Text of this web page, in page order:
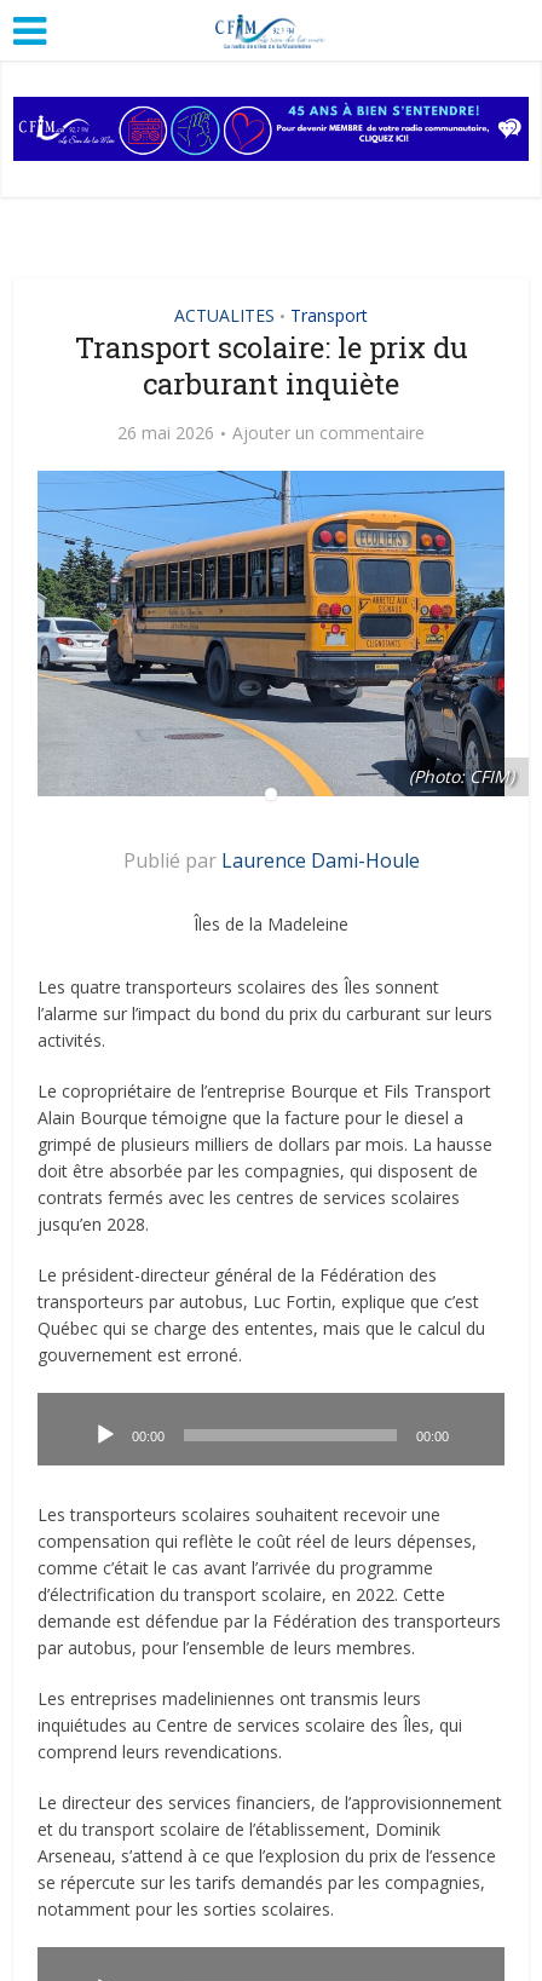
ACTUALITES • Transport
Transport scolaire: le prix du
carburant inquiète
26 mai 2026 Ajouter un commentaire
(Photo: CFIM)
Publié par Laurence Dami-Houle
Îles de la Madeleine
Les quatre transporteurs scolaires des Îles sonnent
l’alarme sur l’impact du bond du prix du carburant sur leurs
activités.
Le copropriétaire de l’entreprise Bourque et Fils Transport
Alain Bourque témoigne que la facture pour le diesel a
grimpé de plusieurs milliers de dollars par mois. La hausse
doit être absorbée par les compagnies, qui disposent de
contrats fermés avec les centres de services scolaires
jusqu’en 2028.
Le président-directeur général de la Fédération des
transporteurs par autobus, Luc Fortin, explique que c’est
Québec qui se charge des ententes, mais que le calcul du
gouvernement est erroné.
00:00 00:00
Les transporteurs scolaires souhaitent recevoir une
compensation qui reflète le coût réel de leurs dépenses,
comme c’était le cas avant l’arrivée du programme
d’électrification du transport scolaire, en 2022. Cette
demande est défendue par la Fédération des transporteurs
par autobus, pour l’ensemble de leurs membres.
Les entreprises madeliniennes ont transmis leurs
inquiétudes au Centre de services scolaire des Îles, qui
comprend leurs revendications.
Le directeur des services financiers, de l’approvisionnement
et du transport scolaire de l’établissement, Dominik
Arseneau, s’attend à ce que l’explosion du prix de l’essence
se répercute sur les tarifs demandés par les compagnies,
notamment pour les sorties scolaires.